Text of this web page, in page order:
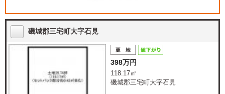
磯城郡三宅町大字石見
398万円
118.17㎡
磯城郡三宅町大字石見